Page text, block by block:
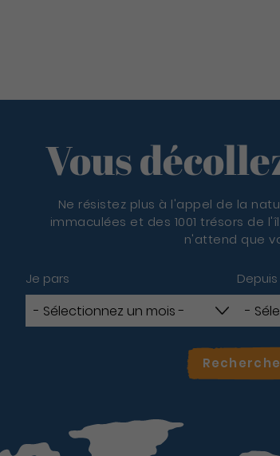
Vous
Ne résistez plus à l'appel de la
immaculées et des 1001 trésors de
n'attend que
Je pars Depuis